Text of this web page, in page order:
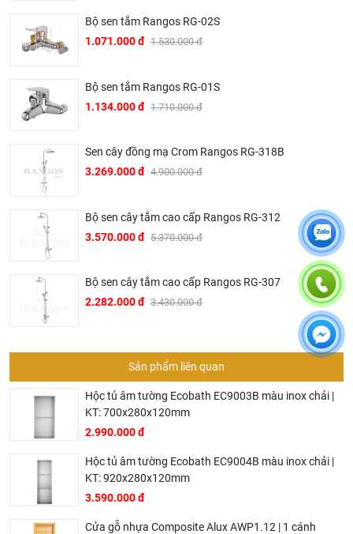
Bộ sen tắm Rangos RG-02S
1.071.000 đ 1.530.000 đ
Bộ sen tắm Rangos RG-01S
1.134.000 đ 1.710.000 đ
Sen cây đồng mạ Crom Rangos RG-318B
3.269.000 đ 4.900.000 đ
Bộ sen cây tắm cao cấp Rangos RG-312
3.570.000 đ 5.370.000 đ
Bộ sen cây tắm cao cấp Rangos RG-307
2.282.000 đ 3.430.000 đ
Sản phẩm liên quan
Hộc tủ âm tường Ecobath EC9003B màu inox chải |
KT: 700x280x120mm
2.990.000 đ
Hộc tủ âm tường Ecobath EC9004B màu inox chải |
KT: 920x280x120mm
3.590.000 đ
Cửa gỗ nhựa Composite Alux AWP1.12 | 1 cánh